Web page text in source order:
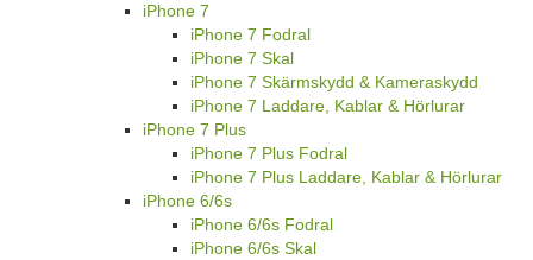
iPhone 7
iPhone 7 Fodral
iPhone 7 Skal
iPhone 7 Skärmskydd & Kameraskydd
iPhone 7 Laddare, Kablar & Hörlurar
iPhone 7 Plus
iPhone 7 Plus Fodral
iPhone 7 Plus Laddare, Kablar & Hörlurar
iPhone 6/6s
iPhone 6/6s Fodral
iPhone 6/6s Skal